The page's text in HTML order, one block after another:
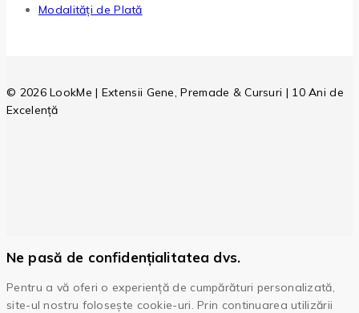
Modalități de Plată
© 2026 LookMe | Extensii Gene, Premade & Cursuri | 10 Ani de
Excelență
Ne pasă de confidențialitatea dvs.
Pentru a vă oferi o experiență de cumpărături personalizată,
site-ul nostru folosește cookie-uri. Prin continuarea utilizării